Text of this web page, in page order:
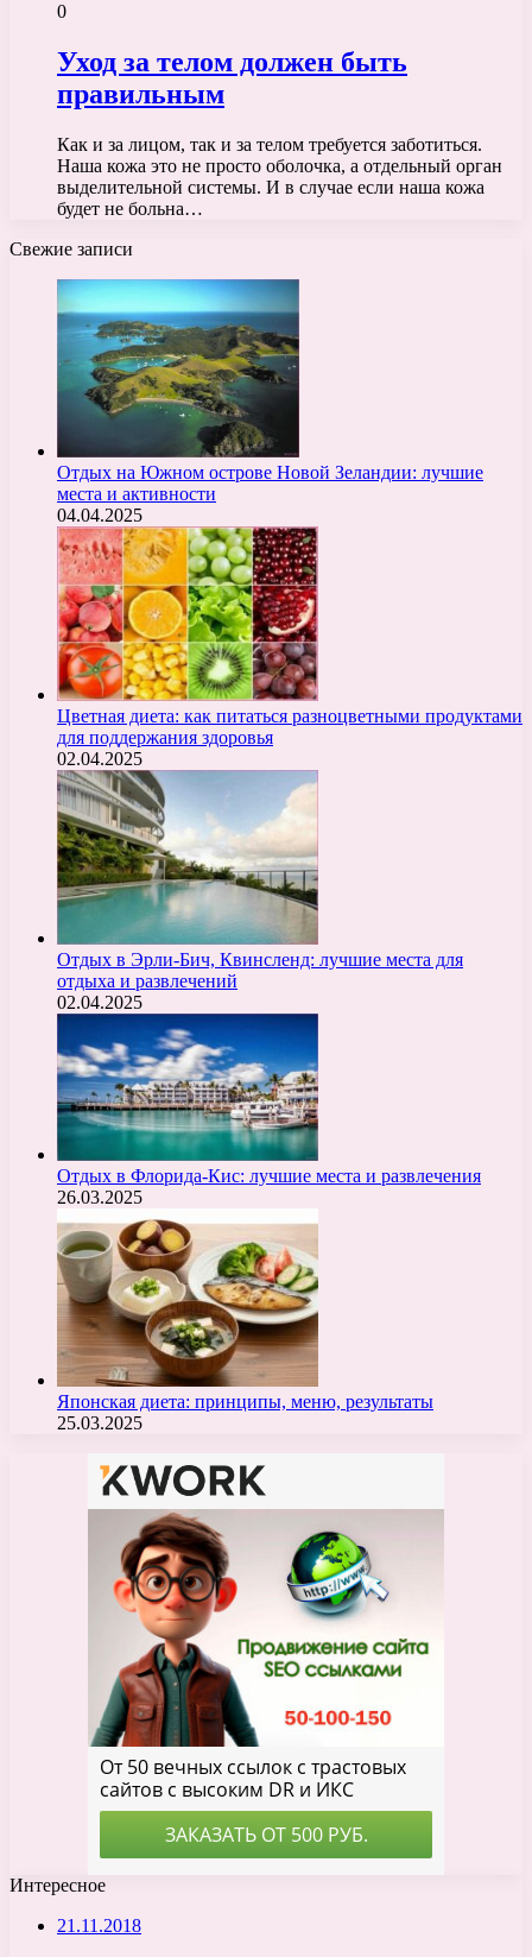
0
Уход за телом должен быть
правильным
Как и за лицом, так и за телом требуется заботиться.
Наша кожа это не просто оболочка, а отдельный орган
выделительной системы. И в случае если наша кожа
будет не больна…
Свежие записи
Отдых на Южном острове Новой Зеландии: лучшие
места и активности
04.04.2025
Цветная диета: как питаться разноцветными продуктами
для поддержания здоровья
02.04.2025
Отдых в Эрли-Бич, Квинсленд: лучшие места для
отдыха и развлечений
02.04.2025
Отдых в Флорида-Кис: лучшие места и развлечения
26.03.2025
Японская диета: принципы, меню, результаты
25.03.2025
Интересное
21.11.2018